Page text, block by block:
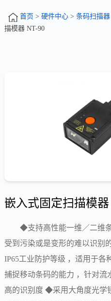
首页 > 硬件中心> 条码扫描器
描模器 NT-90
嵌入式固定扫描模器
◆支持高性能一维／二维
受到污染或是变形的难以识别
IP65工业防护等级 ，适用于
捕捉移动条码的能力 ，针对流
高的识别度 ◆采用大角度光学